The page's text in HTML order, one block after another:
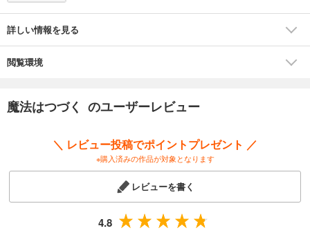
詳しい情報を見る
閲覧環境
魔法はつづく のユーザーレビュー
＼ レビュー投稿でポイントプレゼント ／
※購入済みの作品が対象となります
レビューを書く
4.8